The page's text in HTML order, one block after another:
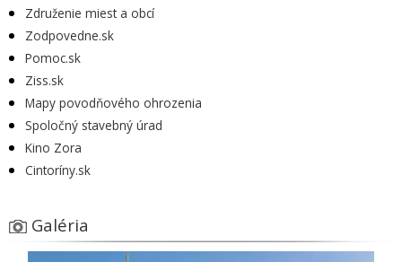
Združenie miest a obcí
Zodpovedne.sk
Pomoc.sk
Ziss.sk
Mapy povodňového ohrozenia
Spoločný stavebný úrad
Kino Zora
Cintoríny.sk
Galéria